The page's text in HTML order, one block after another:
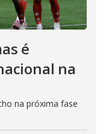
é
na
na próxima fase